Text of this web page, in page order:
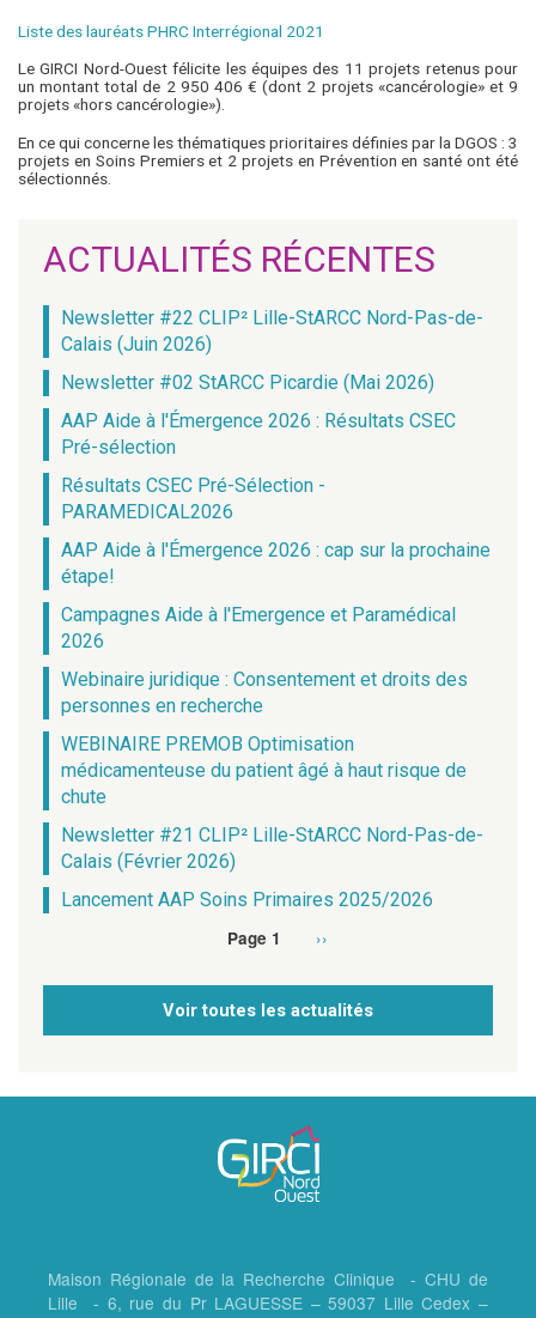
Liste des lauréats PHRC Interrégional 2021
Le GIRCI Nord-Ouest félicite les équipes des 11 projets retenus pour
un montant total de 2 950 406 € (dont 2 projets «cancérologie» et 9
projets «hors cancérologie»).
En ce qui concerne les thématiques prioritaires définies par la DGOS : 3
projets en Soins Premiers et 2 projets en Prévention en santé ont été
sélectionnés.
ACTUALITÉS RÉCENTES
Newsletter #22 CLIP² Lille-StARCC Nord-Pas-de-
Calais (Juin 2026)
Newsletter #02 StARCC Picardie (Mai 2026)
AAP Aide à l'Émergence 2026 : Résultats CSEC
Pré-sélection
Résultats CSEC Pré-Sélection -
PARAMEDICAL2026
AAP Aide à l'Émergence 2026 : cap sur la prochaine
étape!
Campagnes Aide à l'Emergence et Paramédical
2026
Webinaire juridique : Consentement et droits des
personnes en recherche
WEBINAIRE PREMOB Optimisation
médicamenteuse du patient âgé à haut risque de
chute
Newsletter #21 CLIP² Lille-StARCC Nord-Pas-de-
Calais (Février 2026)
Lancement AAP Soins Primaires 2025/2026
Page 1
Page
››
Voir toutes les actualités
Maison Régionale de la Recherche Clinique - CHU de
Lille - 6, rue du Pr LAGUESSE – 59037 Lille Cedex –